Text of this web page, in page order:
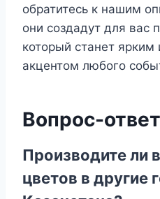
обратитесь к нашим
они создадут для вас
который станет
акцентом любого
Вопрос-
Производите ли
цветов в другие